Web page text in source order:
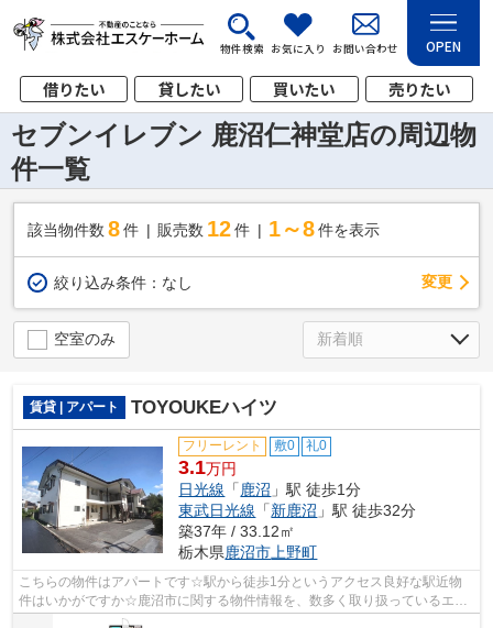
物件検索 お気に入り お問い合わせ OPEN
借りたい 貸したい 買いたい 売りたい
セブンイレブン 鹿沼仁神堂店の周辺物
件一覧
該当物件数 8件 販売数 12 件 1～8 件を表示
絞り込み条件： なし 変更
空室のみ
賃貸 | アパート TOYOUKEハイツ
フリーレント 敷0 礼0
3.1万円
日光線 「 鹿沼 」駅 徒歩1分
東武日光線 「新鹿沼 」駅 徒歩32分
築37年 / 33.12㎡
栃木県鹿沼市 上野町
こちらの物件はアパートです☆駅から徒歩1分というアクセス良好な駅近物
件はいかがですか☆鹿沼市に関する物件情報を、数多く取り扱っているエス
ケーホームにお任せください☆お問い合わ...